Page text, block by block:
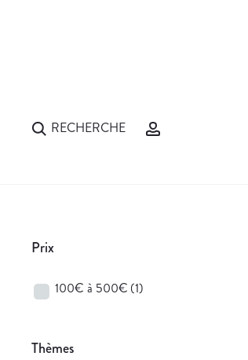
RECHERCHE
Prix
100€ à 500€ (1)
Thèmes